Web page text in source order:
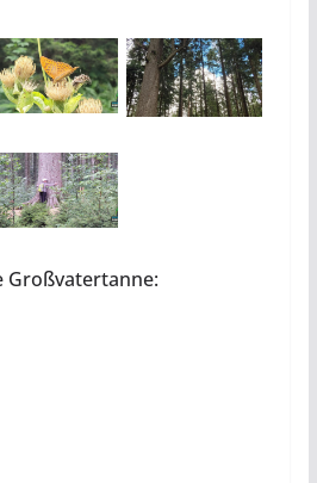
Großvatertanne: